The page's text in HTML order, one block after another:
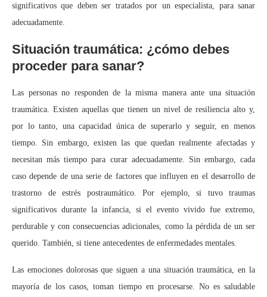
significativos que deben ser tratados por un especialista, para sanar
adecuadamente.
Situación traumática: ¿cómo debes
proceder para sanar?
Las personas no responden de la misma manera ante una situación
traumática. Existen aquellas que tienen un nivel de resiliencia alto y,
por lo tanto, una capacidad única de superarlo y seguir, en menos
tiempo. Sin embargo, existen las que quedan realmente afectadas y
necesitan más tiempo para curar adecuadamente. Sin embargo, cada
caso depende de una serie de factores que influyen en el desarrollo de
trastorno de estrés postraumático. Por ejemplo, si tuvo traumas
significativos durante la infancia, si el evento vivido fue extremo,
perdurable y con consecuencias adicionales, como la pérdida de un ser
querido. También, si tiene antecedentes de enfermedades mentales.
Las emociones dolorosas que siguen a una situación traumática, en la
mayoría de los casos, toman tiempo en procesarse. No es saludable